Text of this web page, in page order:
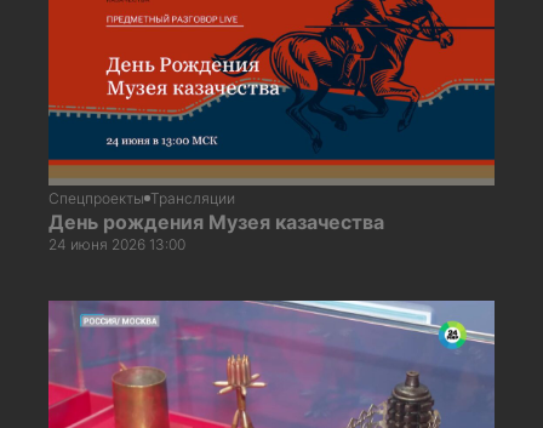
Спецпроекты Трансляции
День рождения Музея казачества
24 июня 2026 13:00